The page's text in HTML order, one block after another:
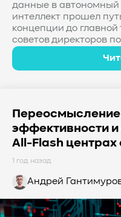
данные в автономный
интеллект прошел
концепции до
советов директоров
Переосмысление
эффективности и
All-Flash
1 год назад
Андрей